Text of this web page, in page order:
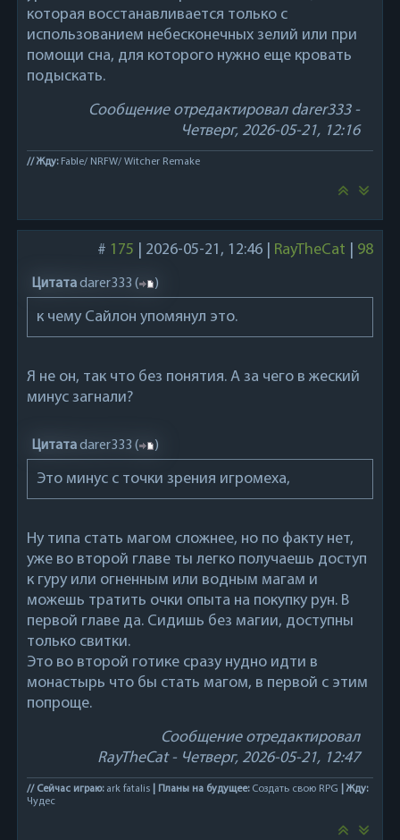
которая восстанавливается только с
использованием небесконечных зелий или при
помощи сна, для которого нужно еще кровать
подыскать.
Сообщение отредактировал darer333-
Четверг, 2026-05-21, 12:16
// Жду:Fable/ NRFW/ Witcher Remake
# 175 2026-05-21, 12:46 RayTheCat 98
Цитатаdarer333 ( )
к чему Сайлон упомянул это.
Я не он, так что без понятия. А за чего в жеский
минус загнали?
Цитатаdarer333 ( )
Это минус с точки зрения игромеха,
Ну типа стать магом сложнее, но по факту нет,
уже во второй главе ты легко получаешь доступ
к гуру или огненным или водным магам и
можешь тратить очки опыта на покупку рун. В
первой главе да. Сидишь без магии, доступны
только свитки.
Это во второй готике сразу нудно идти в
монастырь что бы стать магом, в первой с этим
попроще.
Сообщение отредактировал
RayTheCat- Четверг, 2026-05-21, 12:47
// Сейчас играю:ark fatalis | Планы на будущее:Создать свою RPG
| Жду:
Чудес